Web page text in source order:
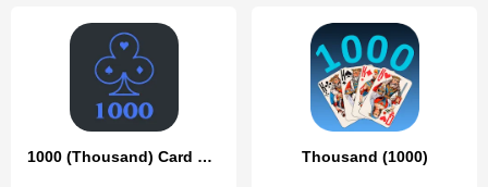
1000 (Thousand) Card game Thousand (1000)